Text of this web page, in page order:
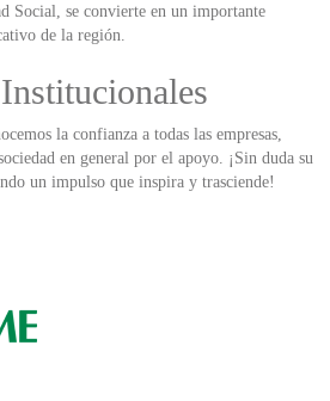
Social, se convierte en un importante
de la región.
la confianza a todas las empresas,
en general por el apoyo. ¡Sin duda su
un impulso que inspira y trasciende!